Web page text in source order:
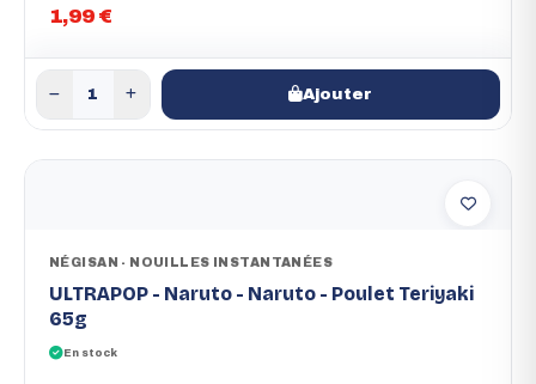
1,99 €
Ajouter
NÉGISAN - NOUILLES INSTANTANÉES
ULTRAPOP - Naruto - Naruto - Poulet Teriyaki
65g
En stock